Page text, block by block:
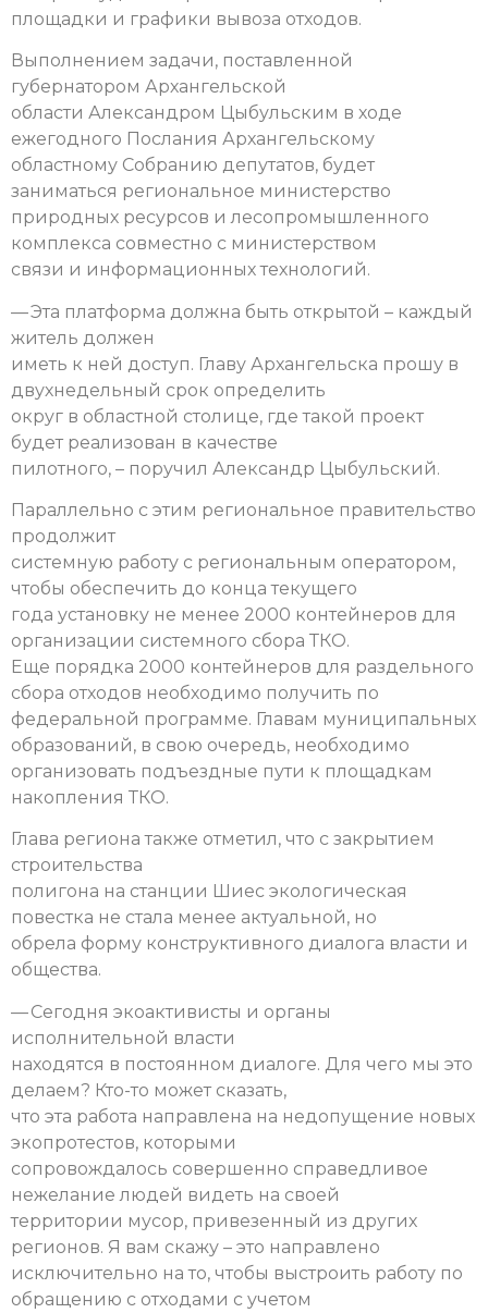
площадки и графики вывоза отходов.
Выполнением задачи, поставленной
губернатором Архангельской
области Александром Цыбульским в ходе
ежегодного Послания Архангельскому
областному Собранию депутатов, будет
заниматься региональное министерство
природных ресурсов и лесопромышленного
комплекса совместно с министерством
связи и информационных технологий.
— Эта платформа должна быть открытой – каждый
житель должен
иметь к ней доступ. Главу Архангельска прошу в
двухнедельный срок определить
округ в областной столице, где такой проект
будет реализован в качестве
пилотного, – поручил Александр Цыбульский.
Параллельно с этим региональное правительство
продолжит
системную работу с региональным оператором,
чтобы обеспечить до конца текущего
года установку не менее 2000 контейнеров для
организации системного сбора ТКО.
Еще порядка 2000 контейнеров для раздельного
сбора отходов необходимо получить по
федеральной программе. Главам муниципальных
образований, в свою очередь, необходимо
организовать подъездные пути к площадкам
накопления ТКО.
Глава региона также отметил, что с закрытием
строительства
полигона на станции Шиес экологическая
повестка не стала менее актуальной, но
обрела форму конструктивного диалога власти и
общества.
— Сегодня экоактивисты и органы
исполнительной власти
находятся в постоянном диалоге. Для чего мы это
делаем? Кто-то может сказать,
что эта работа направлена на недопущение новых
экопротестов, которыми
сопровождалось совершенно справедливое
нежелание людей видеть на своей
территории мусор, привезенный из других
регионов. Я вам скажу – это направлено
исключительно на то, чтобы выстроить работу по
обращению с отходами с учетом